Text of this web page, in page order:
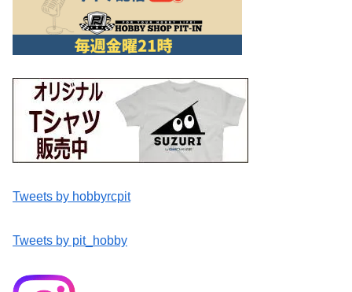
Tweets by hobbyrcpit
Tweets by pit_hobby